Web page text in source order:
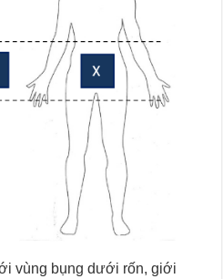
vùng bụng dưới rốn, giới